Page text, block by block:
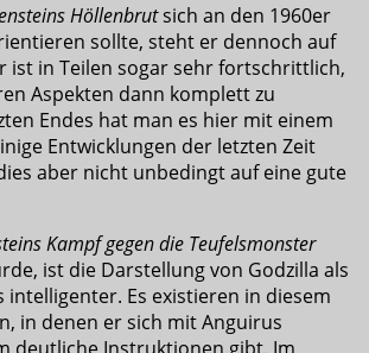
Höllenbrutsich an den 1960er
sollte, steht er dennoch auf
ist in Teilen sogar sehr fortschrittlich,
Aspekten dann komplett zu
Endes hat man es hier mit einem
Entwicklungen der letzten Zeit
aber nicht unbedingt auf eine gute
Kampf gegen die Teufelsmonster
ist die Darstellung von Godzilla als
intelligenter. Es existieren in diesem
in denen er sich mit Anguirus
deutliche Instruktionen gibt. Im